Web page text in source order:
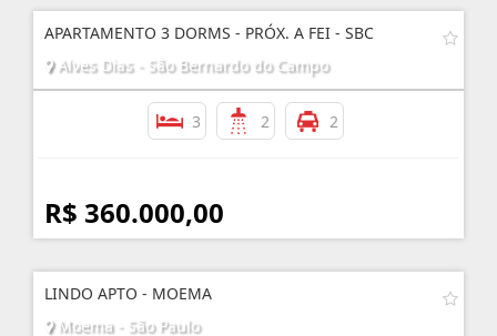
APARTAMENTO 3 DORMS - PRÓX. A FEI - SBC
Alves Dias - São Bernardo do Campo
3 2 2
R$ 360.000,00
LINDO APTO - MOEMA
Moema - São Paulo